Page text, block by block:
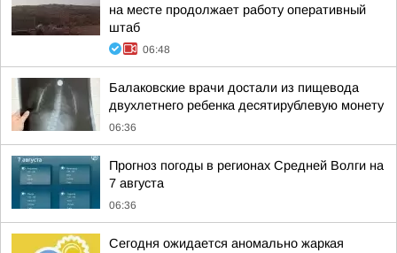
на месте продолжает работу оперативный
штаб
06:48
Балаковские врачи достали из пищевода
двухлетнего ребенка десятирублевую монету
06:36
Прогноз погоды в регионах Средней Волги на
7 августа
06:36
Сегодня ожидается аномально жаркая